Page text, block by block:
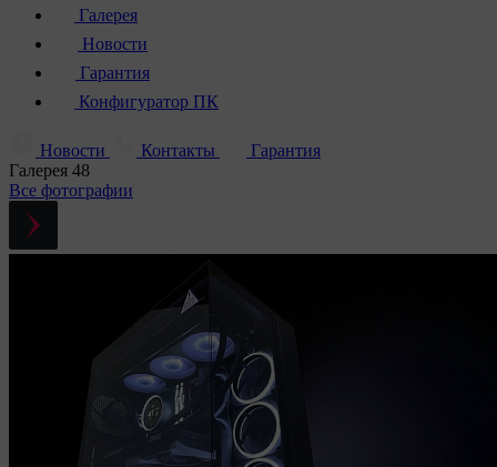
Галерея
Новости
Гарантия
Конфигуратор ПК
Новости Контакты
Гарантия
Галерея 48
Все фотографии